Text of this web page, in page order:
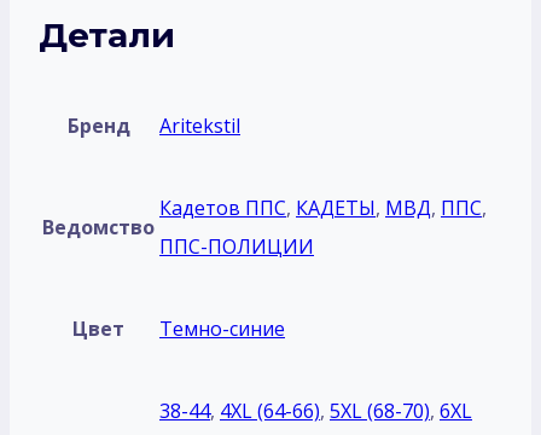
Детали
Бренд Aritekstil
Ведомство
Кадетов ППС, КАДЕТЫ, МВД, ППС,
ППС-ПОЛИЦИИ
Цвет Темно-синие
38-44, 4XL (64-66), 5XL (68-70), 6XL